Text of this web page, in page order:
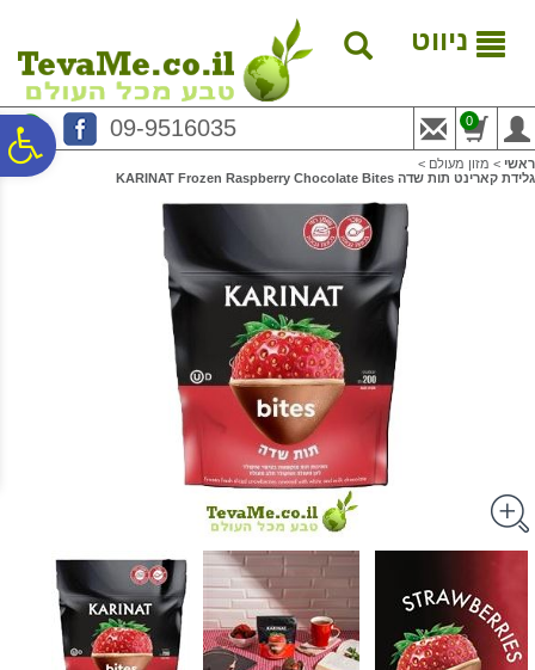
נגישות
המרכזי
ניווט
09-9516035 0
ראשי > מזון מעולם >
גלידת קארינט תות שדה KARINAT Frozen Raspberry Chocolate Bites